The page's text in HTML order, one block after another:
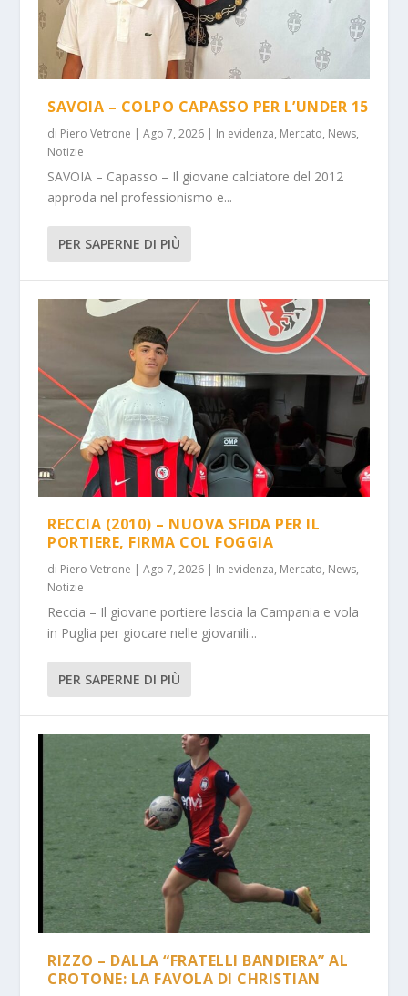
SAVOIA – COLPO CAPASSO PER L’UNDER 15
di Piero Vetrone |Ago 7, 2026 | In evidenza, Mercato, News,
Notizie
SAVOIA – Capasso – Il giovane calciatore del 2012
approda nel professionismo e...
PER SAPERNE DI PIÙ
RECCIA (2010) – NUOVA SFIDA PER IL
PORTIERE, FIRMA COL FOGGIA
di Piero Vetrone |Ago 7, 2026 | In evidenza, Mercato, News,
Notizie
Reccia – Il giovane portiere lascia la Campania e vola
in Puglia per giocare nelle giovanili...
PER SAPERNE DI PIÙ
RIZZO – DALLA “FRATELLI BANDIERA” AL
CROTONE: LA FAVOLA DI CHRISTIAN